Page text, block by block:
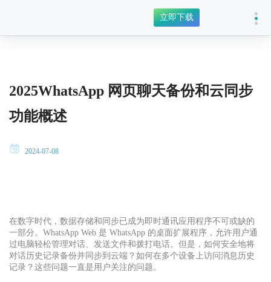
立即下载
2025WhatsApp 网页聊天备份和云同步
功能概述
2024-07-08
在数字时代，数据存储和同步已成为即时通讯应用程序不可或缺的
一部分。WhatsApp Web 是 WhatsApp 的桌面扩展程序，允许用户通
过电脑轻松管理对话、发送文件和拨打电话。但是，如何安全地将
对话历史记录备份并同步到云端？如何在多个设备上访问消息历史
记录？这些问题一直是用户关注的问题。